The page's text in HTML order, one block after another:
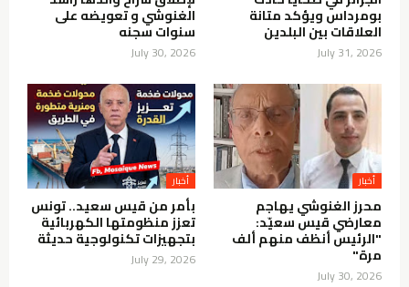
بومرداس ويؤكد متانة
العلاقات بين البلدين
July 31, 2026
الغنوشي و تعويضه على
سنوات سجنه
July 30, 2026
أخبار
محرز الغنوشي يهاجم
معارضي قيس سعيّد:
"الرئيس أنظف منهم ألف
مرة"
July 30, 2026
أخبار
بأمر من قيس سعيد.. تونس
تعزز منظومتها الكهربائية
بتجهيزات تكنولوجية حديثة
July 29, 2026